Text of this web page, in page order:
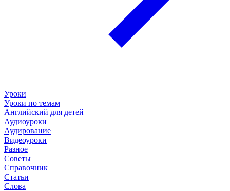
Уроки
Уроки по темам
Английский для детей
Аудиоуроки
Аудирование
Видеоуроки
Разное
Советы
Справочник
Статьи
Слова